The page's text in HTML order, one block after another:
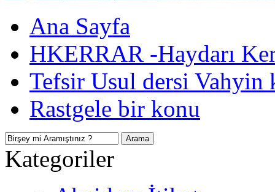
Ana Sayfa
HKERRAR -Haydarı
Tefsir Usul dersi Vahyin
Rastgele bir konu
Kategoriler